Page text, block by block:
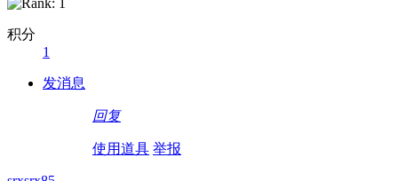
积分
1
发消息
回复
使用道具 举报